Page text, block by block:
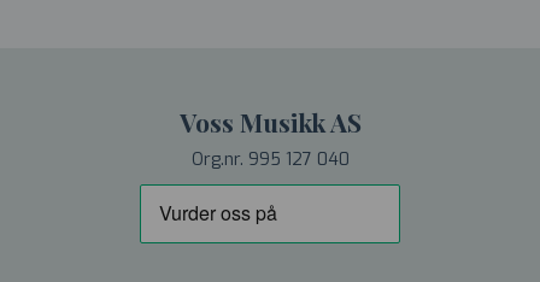
Voss Musikk AS
Org.nr. 995 127 040